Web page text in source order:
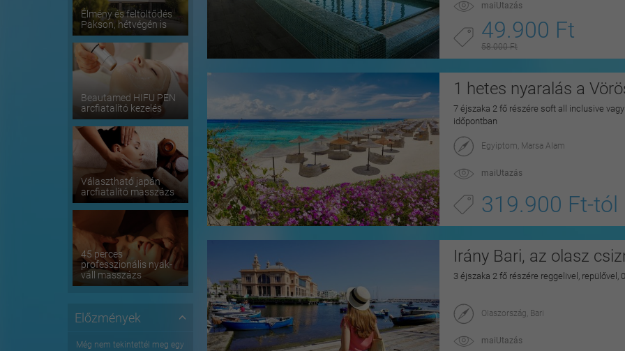
Élmény és feltöltődés
Pakson, hétvégén is
Beautamed HIFU PEN
arcfiatalító kezelés
Választható japán
arcfiatalító masszázs
45 perces
professzionális nyak-
váll masszázs
Előzmények
Még nem tekintettél meg egy
maiUtazás
49.900 Ft
58.000 Ft
1 hetes nyaralás a
7 éjszaka 2 fő részére soft all inclusive
időpontban
Egyiptom, Marsa Alam
maiUtazás
319.900 Ft-tól
Irány Bari, az olasz
3 éjszaka 2 fő részére reggelivel, repülővel,
Olaszország, Bari
maiUtazás